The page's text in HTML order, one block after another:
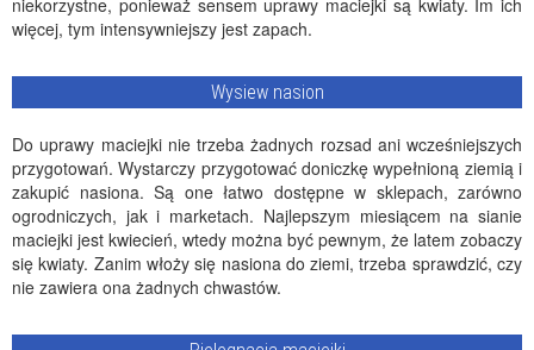
niekorzystne, ponieważ sensem uprawy maciejki są kwiaty. Im ich
więcej, tym intensywniejszy jest zapach.
Wysiew nasion
Do uprawy maciejki nie trzeba żadnych rozsad ani wcześniejszych
przygotowań. Wystarczy przygotować doniczkę wypełnioną ziemią i
zakupić nasiona. Są one łatwo dostępne w sklepach, zarówno
ogrodniczych, jak i marketach. Najlepszym miesiącem na sianie
maciejki jest kwiecień, wtedy można być pewnym, że latem zobaczy
się kwiaty. Zanim włoży się nasiona do ziemi, trzeba sprawdzić, czy
nie zawiera ona żadnych chwastów.